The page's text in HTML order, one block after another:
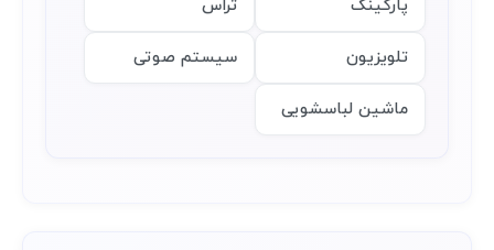
پارکینگ تراس
تلویزیون سیستم صوتی
ماشین لباسشویی